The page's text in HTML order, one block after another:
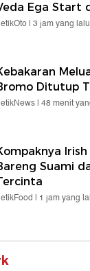
Ega Start
| 3 jam yang lalu
Ditutup
| 48 menit
Suami
| 1 jam yang